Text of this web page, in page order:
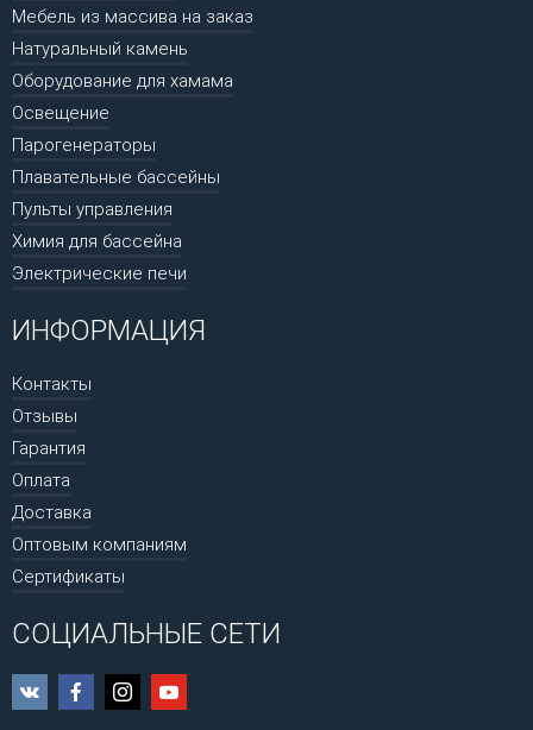
Мебель из массива на заказ
Натуральный камень
Оборудование для хамама
Освещение
Парогенераторы
Плавательные бассейны
Пульты управления
Химия для бассейна
Электрические печи
ИНФОРМАЦИЯ
Контакты
Отзывы
Гарантия
Оплата
Доставка
Оптовым компаниям
Сертификаты
СОЦИАЛЬНЫЕ СЕТИ